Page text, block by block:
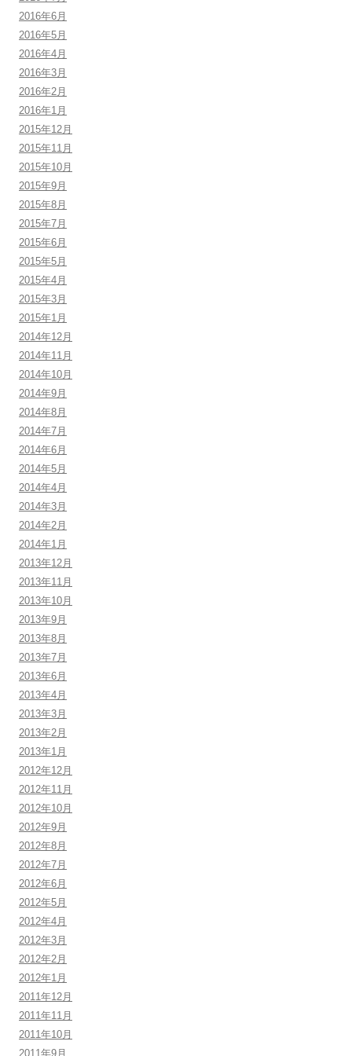
2016年6月
2016年5月
2016年4月
2016年3月
2016年2月
2016年1月
2015年12月
2015年11月
2015年10月
2015年9月
2015年8月
2015年7月
2015年6月
2015年5月
2015年4月
2015年3月
2015年1月
2014年12月
2014年11月
2014年10月
2014年9月
2014年8月
2014年7月
2014年6月
2014年5月
2014年4月
2014年3月
2014年2月
2014年1月
2013年12月
2013年11月
2013年10月
2013年9月
2013年8月
2013年7月
2013年6月
2013年4月
2013年3月
2013年2月
2013年1月
2012年12月
2012年11月
2012年10月
2012年9月
2012年8月
2012年7月
2012年6月
2012年5月
2012年4月
2012年3月
2012年2月
2012年1月
2011年12月
2011年11月
2011年10月
2011年9月